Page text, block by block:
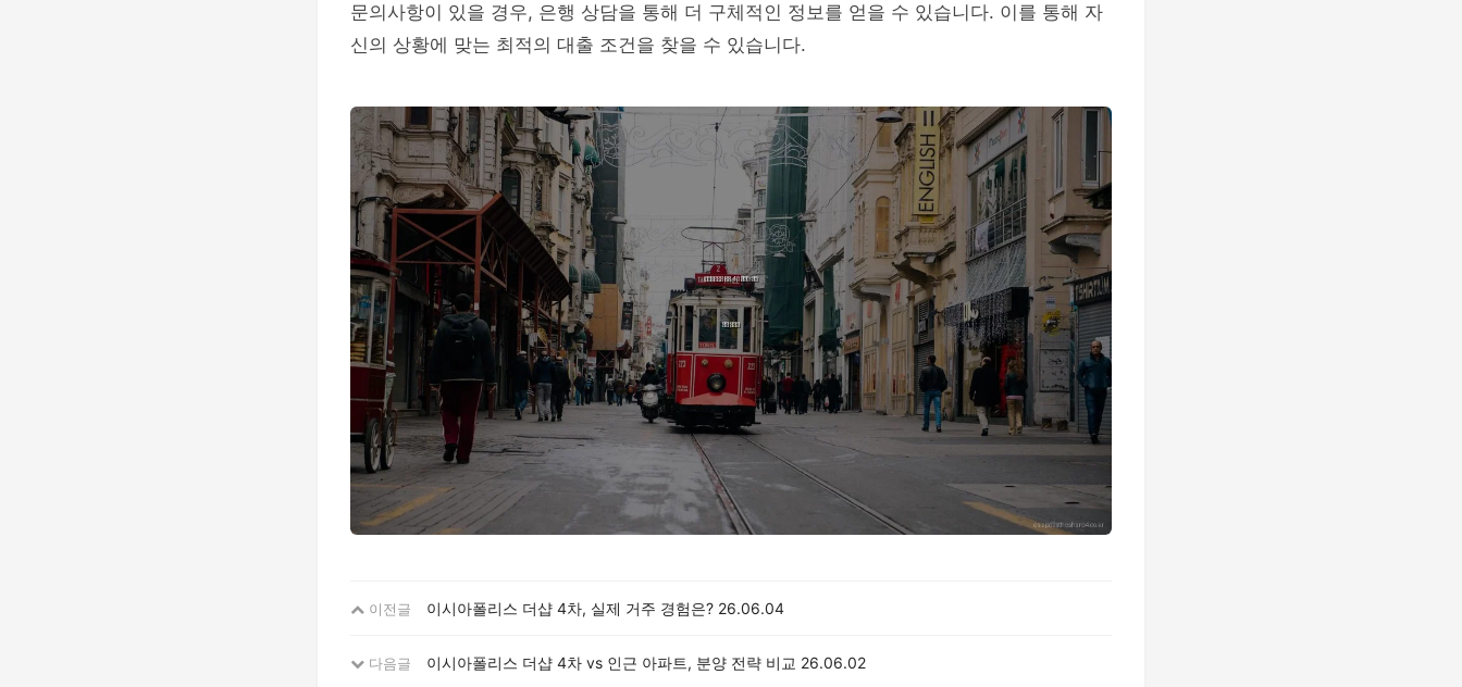
문의사항이 있을 경우, 은행 상담을 통해 더 구체적인 정보를 얻을 수 있습니다. 이를 통해 자
신의 상황에 맞는 최적의 대출 조건을 찾을 수 있습니다.
이전글 이시아폴리스 더샵 4차, 실제 거주 경험은? 26.06.04
다음글 이시아폴리스 더샵 4차 vs 인근 아파트, 분양 전략 비교 26.06.02